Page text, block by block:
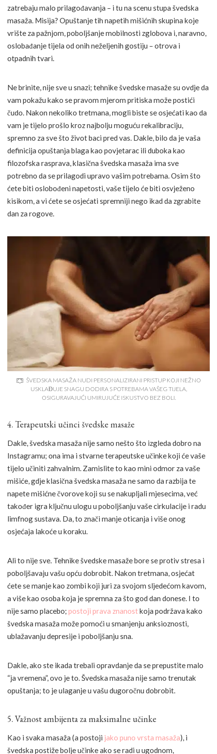
zatrebaju malo prilagođavanja – i tu na scenu stupa švedska
masaža. Misija? Opuštanje tih napetih mišićnih skupina koje
vrište za pažnjom, poboljšanje mobilnosti zglobova i, naravno,
oslobađanje tijela od onih neželjenih gostiju – otrova i
otpadnih tvari.
Ne brinite, nije sve u snazi; tehnike švedske masaže su ovdje da
vam pokažu kako se pravom mjerom pritiska može postići
čudo. Nakon nekoliko tretmana, mogli biste se osjećati kao da
vam je tijelo prošlo kroz najbolju moguću rekalibraciju,
spremno za sve što život baci pred vas. Dakle, bilo da je vaša
definicija opuštanja blaga kao povjetarac ili duboka kao
filozofska rasprava, klasična švedska masaža ima sve
potrebno da se prilagodi upravo vašim potrebama. Osim što
ćete biti oslobođeni napetosti, vaše tijelo će biti osvježeno
kisikom, a vi ćete se osjećati spremniji nego ikad da zgrabite
dan za rogove.
ŠVEDSKA MASAŽA NUDI PERSONALIZIRANI PRISTUP KOJI NEŽNO
USKLAĐUJE SNAGU DODIRA S POTREBAMA VAŠEG TIJELA,
OSIGURAVAJUĆI UMIRUJUĆE ISKUSTVO BEZ BOLI.
4. Terapeutski učinci švedske masaže
Dakle, švedska masaža nije samo nešto što izgleda dobro na
Instagramu; ona ima i stvarne terapeutske učinke koji će vaše
tijelo učiniti zahvalnim. Zamislite to kao mini odmor za vaše
mišiće, gdje klasična švedska masaža ne samo da razbija te
napete mišićne čvorove koji su se nakupljali mjesecima, već
također igra ključnu ulogu u poboljšanju vaše cirkulacije i radu
limfnog sustava. Da, to znači manje oticanja i više onog
osjećaja lakoće u koraku.
Ali to nije sve. Tehnike švedske masaže bore se protiv stresa i
poboljšavaju vašu opću dobrobit. Nakon tretmana, osjećat
ćete se manje kao zombi koji juri za svojom sljedećom kavom,
a više kao osoba koja je spremna za što god dan donese. I to
nije samo placebo; postoji prava znanost koja podržava kako
švedska masaža može pomoći u smanjenju anksioznosti,
ublažavanju depresije i poboljšanju sna.
Dakle, ako ste ikada trebali opravdanje da se prepustite malo
“ja vremena”, ovo je to. Švedska masaža nije samo trenutak
opuštanja; to je ulaganje u vašu dugoročnu dobrobit.
5. Važnost ambijenta za maksimalne učinke
Kao i svaka masaža (a postoji jako puno vrsta masaža), i
švedska postiže bolje učinke ako se radi u ugodnom,